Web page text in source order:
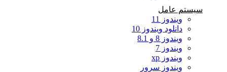
سیستم عامل
ویندوز 11
دانلود ویندوز 10
ویندوز 8 و 8.1
ویندوز 7
ویندوز xp
ویندوز سرور